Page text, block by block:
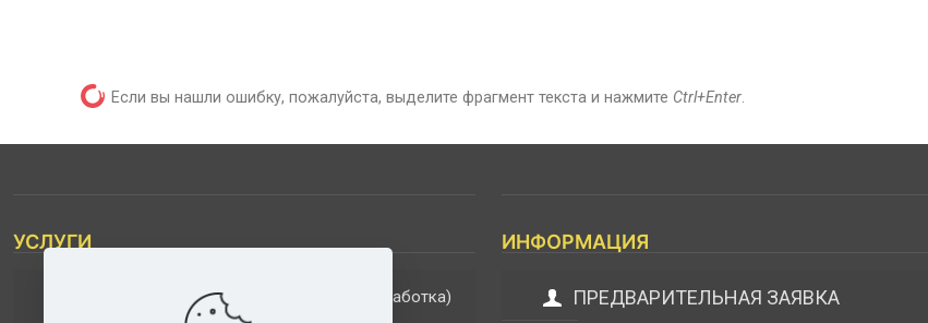
Если вы нашли ошибку, пожалуйста, выделите фрагмент текста и нажмите Ctrl+Enter.
УСЛУГИ
ДОПОЛНИТЕЛЬНЫЕ УСЛУГИ (обработка)
ИНФОРМАЦИЯ
ПРЕДВАРИТЕЛЬНАЯ ЗАЯВКА